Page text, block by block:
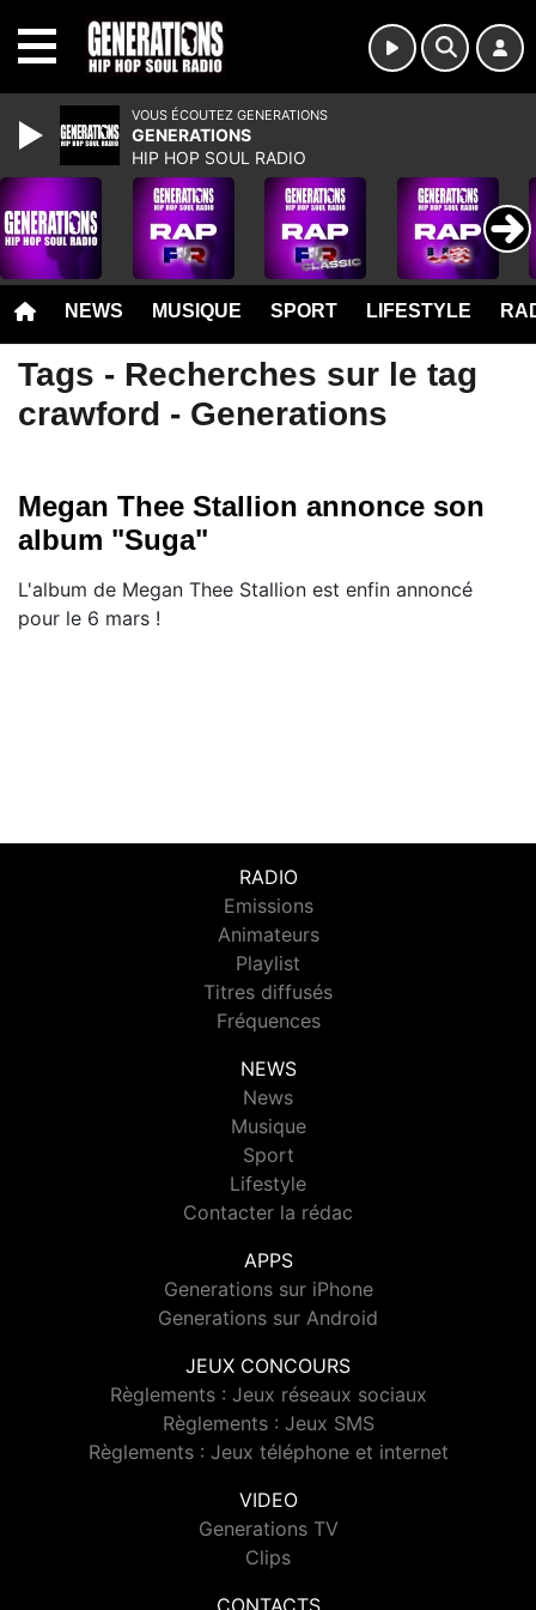
NEWS MUSIQUE SPORT LIFESTYLE
Tags - Recherches sur le tag
crawford - Generations
Megan Thee Stallion annonce son
album "Suga"
L'album de Megan Thee Stallion est enfin annoncé
pour le 6 mars !
RADIO
Emissions
Animateurs
Playlist
Titres diffusés
Fréquences
NEWS
News
Musique
Sport
Lifestyle
Contacter la rédac
APPS
Generations sur iPhone
Generations sur Android
JEUX CONCOURS
Règlements : Jeux réseaux sociaux
Règlements : Jeux SMS
Règlements : Jeux téléphone et internet
VIDEO
Generations TV
Clips
VOUS ÉCOUTEZ GENERATIONS
GENERATIONS
HIP HOP SOUL RADIO